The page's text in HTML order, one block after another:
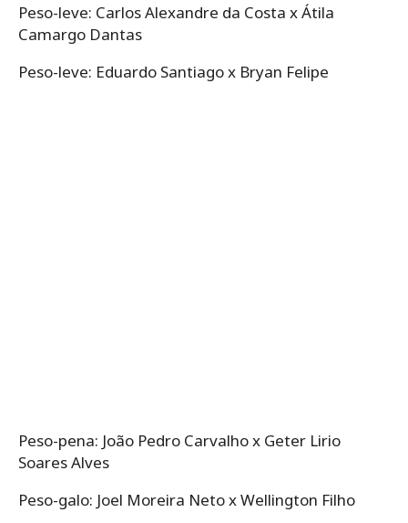
Peso-leve: Carlos Alexandre da Costa x Átila
Camargo Dantas
Peso-leve: Eduardo Santiago x Bryan Felipe
Peso-pena: João Pedro Carvalho x Geter Lirio
Soares Alves
Peso-galo: Joel Moreira Neto x Wellington Filho